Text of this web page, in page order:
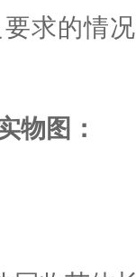
求的情
物图：